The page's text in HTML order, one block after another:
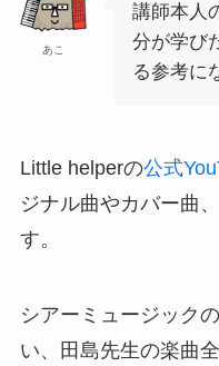
あこ
講師本人
分が学び
る参考に
Little helperの公式
ジナル曲やカバー曲
す。
シアーミュージック
い、田島先生の楽曲